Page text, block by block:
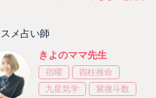
メ占い師
きよのママ先生
宿曜
四柱推命
九星気学
紫微斗数